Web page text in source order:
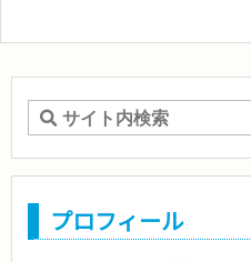
プロフィール